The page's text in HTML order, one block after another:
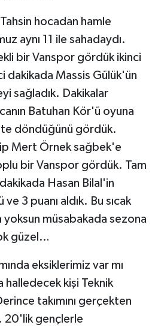
hocadan hamle
aynı 11 ile sahadaydı.
bir Vanspor gördük ikinci
dakikada Massis Gülük'ün
sağladık. Dakikalar
Batuhan Kör'ü oyuna
döndüğünü gördük.
Mert Örnek sağbek'e
bir Vanspor gördük. Tam
Hasan Bilal'in
3 puanı aldık. Bu sıcak
müsabakada sezona
güzel…
eksiklerimiz var mı
halledecek kişi Teknik
takımını gerçekten
20'lik gençlerle